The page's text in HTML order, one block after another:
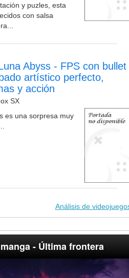
y puzles, esta
con salsa
Abyss - FPS con bullet
artístico perfecto,
y acción
SX
es una sorpresa muy
Análisis de
- Última frontera